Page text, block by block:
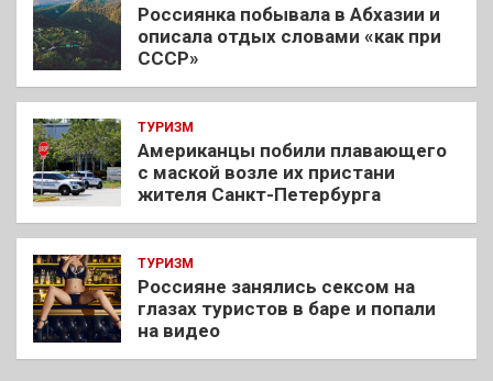
Россиянка побывала в Абхазии и
описала отдых словами «как при
СССР»
ТУРИЗМ
Американцы побили плавающего
с маской возле их пристани
жителя Санкт-Петербурга
ТУРИЗМ
Россияне занялись сексом на
глазах туристов в баре и попали
на видео